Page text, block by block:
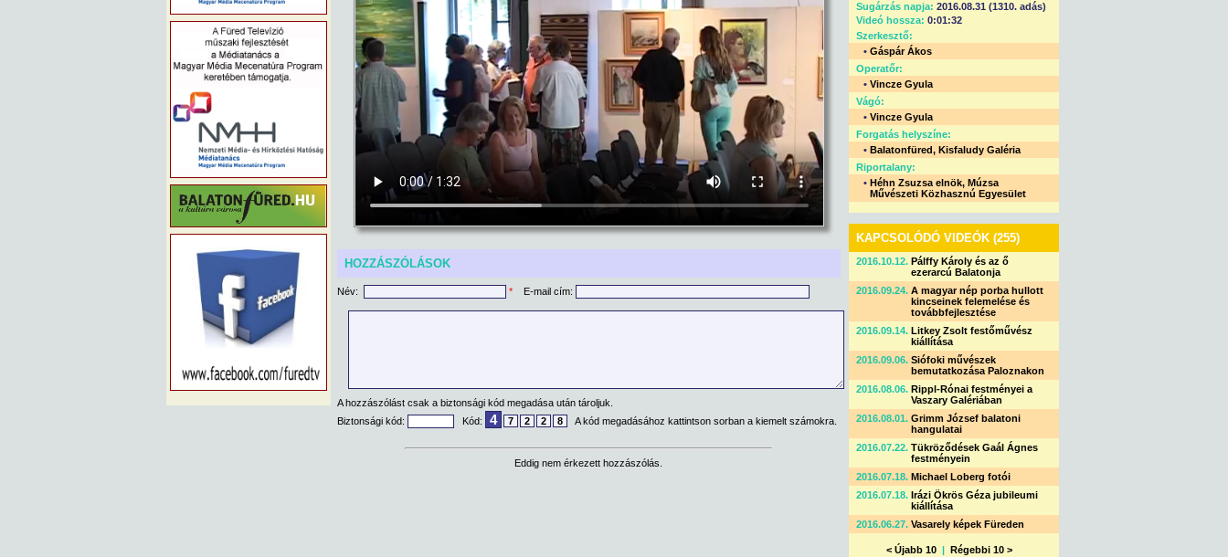
HOZZÁSZÓLÁSOK
Név: * E-mail cím:
A hozzászólást csak a biztonsági kód megadása után tároljuk.
Biztonsági kód:
Kód: 4 7 2 2 8 A kód megadásához kattintson sorban a kiemelt számokra.
Eddig nem érkezett hozzászólás.
Sugárzás napja: 2016.08.31 (1310. adás)
Videó hossza: 0:01:32
Szerkesztő:
• Gáspár Ákos
Operatőr:
• Vincze Gyula
Vágó:
• Vincze Gyula
Forgatás helyszíne:
• Balatonfüred, Kisfaludy Galéria
Riportalany:
• Héhn Zsuzsa elnök, Múzsa
Művészeti Közhasznú Egyesület
KAPCSOLÓDÓ VIDEÓK (255)
2016.10.12. Pálffy Károly és az ő
ezerarcú Balatonja
2016.09.24. A magyar nép porba hullott
kincseinek felemelése és
továbbfejlesztése
2016.09.14. Litkey Zsolt festőművész
kiállítása
2016.09.06. Siófoki művészek
bemutatkozása Paloznakon
2016.08.06. Rippl-Rónai festményei a
Vaszary Galériában
2016.08.01. Grimm József balatoni
hangulatai
2016.07.22. Tükröződések Gaál Ágnes
festményein
2016.07.18. Michael Loberg fotói
2016.07.18. Irázi Ökrös Géza jubileumi
kiállítása
2016.06.27. Vasarely képek Füreden
< Újabb 10 | Régebbi 10 >